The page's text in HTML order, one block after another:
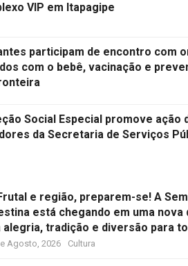
VIP em Itapagipe
participam de encontro com
com o bebê, vacinação e
Social Especial promove ação
da Secretaria de Serviços
e região, preparem-se! A
está chegando em uma
alegria, tradição e diversão para
Agosto, 2026 Cultura